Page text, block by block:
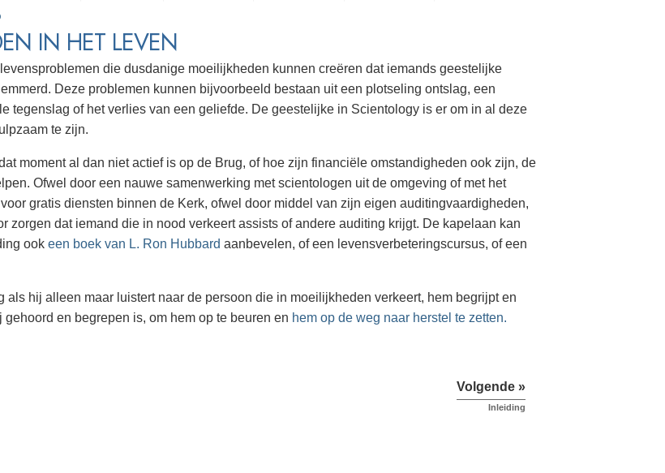
IN HET LEVEN
die dusdanige moeilijkheden kunnen creëren dat iemands geestelijke
Deze problemen kunnen bijvoorbeeld bestaan uit een plotseling ontslag, een
tegenslag of het verlies van een geliefde. De geestelijke in Scientology is er om in al deze
te zijn.
moment al dan niet actief is op de Brug, of hoe zijn financiële omstandigheden ook zijn, de
Ofwel door een nauwe samenwerking met scientologen uit de omgeving of met het
gratis diensten binnen de Kerk, ofwel door middel van zijn eigen auditingvaardigheden,
zorgen dat iemand die in nood verkeert assists of andere auditing krijgt. De kapelaan kan
ook een boek van L. Ron Hubbard aanbevelen, of een levensverbeteringscursus, of een
als hij alleen maar luistert naar de persoon die in moeilijkheden verkeert, hem begrijpt en
gehoord en begrepen is, om hem op te beuren en hem op de weg naar herstel te zetten.
Volgende »
Inleiding